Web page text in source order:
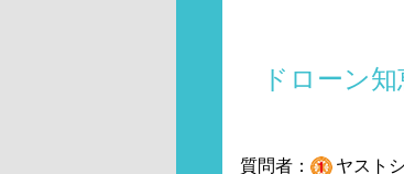
ドローン
質問者：
ヤスト